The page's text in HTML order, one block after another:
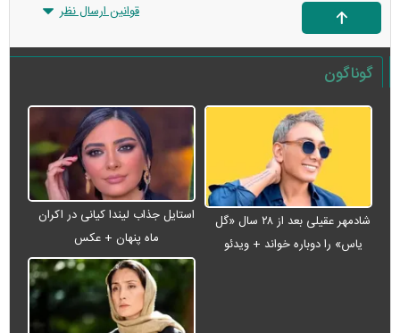
قوانین ارسال نظر
گوناگون
شادمهر عقیلی بعد از ۲۸ سال «گل
یاس» را دوباره خواند + ویدئو
استایل جذاب لیندا کیانی در اکران
ماه پنهان + عکس